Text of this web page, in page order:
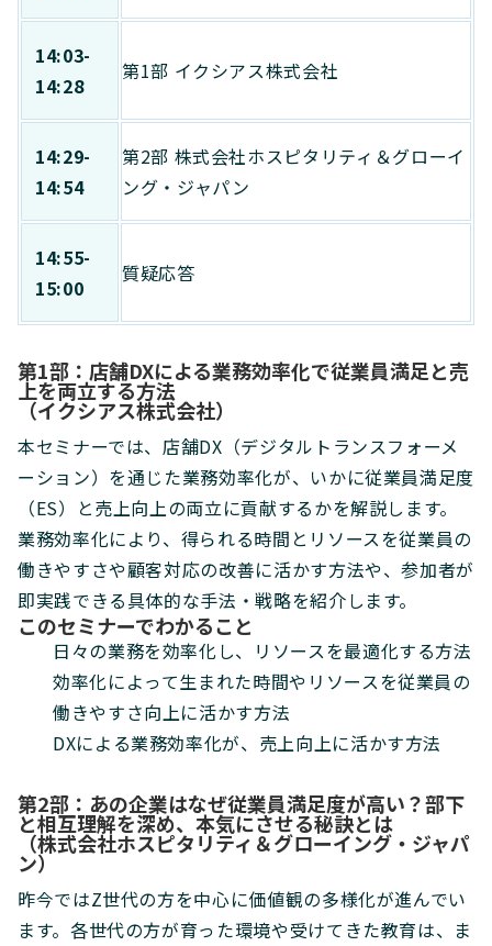
14:03-
14:28
第1部 イクシアス株式会社
14:29-
14:54
第2部 株式会社ホスピタリティ＆グローイ
ング・ジャパン
14:55-
15:00
質疑応答
第1部：店舗DXによる業務効率化で従業員満足と売
上を両立する方法
（イクシアス株式会社）
本セミナーでは、店舗DX（デジタルトランスフォーメ
ーション）を通じた業務効率化が、いかに従業員満足度
（ES）と売上向上の両立に貢献するかを解説します。
業務効率化により、得られる時間とリソースを従業員の
働きやすさや顧客対応の改善に活かす方法や、参加者が
即実践できる具体的な手法・戦略を紹介します。
このセミナーでわかること
日々の業務を効率化し、リソースを最適化する方法
効率化によって生まれた時間やリソースを従業員の
働きやすさ向上に活かす方法
DXによる業務効率化が、売上向上に活かす方法
第2部：あの企業はなぜ従業員満足度が高い？部下
と相互理解を深め、本気にさせる秘訣とは
（株式会社ホスピタリティ＆グローイング・ジャパ
ン）
昨今ではZ世代の方を中心に価値観の多様化が進んでい
ます。各世代の方が育った環境や受けてきた教育は、ま